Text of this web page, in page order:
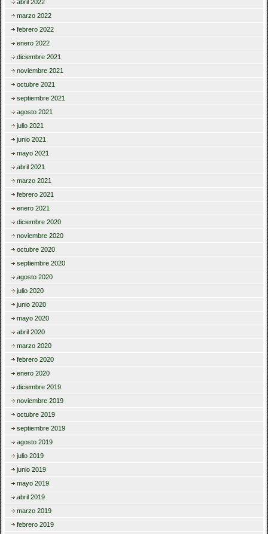
abril 2022
marzo 2022
febrero 2022
enero 2022
diciembre 2021
noviembre 2021
octubre 2021
septiembre 2021
agosto 2021
julio 2021
junio 2021
mayo 2021
abril 2021
marzo 2021
febrero 2021
enero 2021
diciembre 2020
noviembre 2020
octubre 2020
septiembre 2020
agosto 2020
julio 2020
junio 2020
mayo 2020
abril 2020
marzo 2020
febrero 2020
enero 2020
diciembre 2019
noviembre 2019
octubre 2019
septiembre 2019
agosto 2019
julio 2019
junio 2019
mayo 2019
abril 2019
marzo 2019
febrero 2019